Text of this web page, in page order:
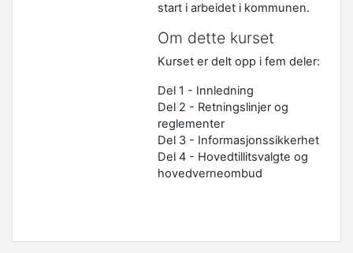
start i arbeidet i kommunen.
Om dette kurset
Kurset er delt opp i fem deler:
Del 1 - Innledning
Del 2 - Retningslinjer og
reglementer
Del 3 - Informasjonssikkerhet
Del 4 - Hovedtillitsvalgte og
hovedverneombud